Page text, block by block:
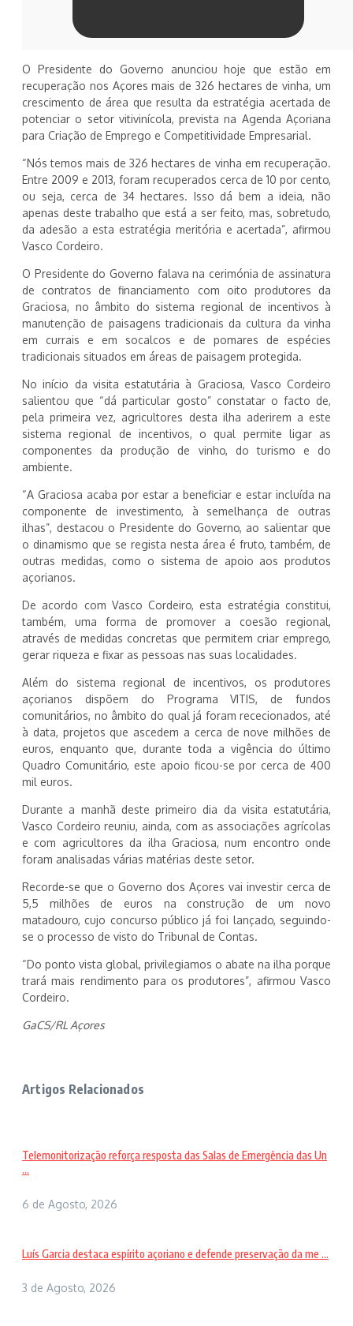
O Presidente do Governo anunciou hoje que estão em
recuperação nos Açores mais de 326 hectares de vinha, um
crescimento de área que resulta da estratégia acertada de
potenciar o setor vitivinícola, prevista na Agenda Açoriana
para Criação de Emprego e Competitividade Empresarial.
“Nós temos mais de 326 hectares de vinha em recuperação.
Entre 2009 e 2013, foram recuperados cerca de 10 por cento,
ou seja, cerca de 34 hectares. Isso dá bem a ideia, não
apenas deste trabalho que está a ser feito, mas, sobretudo,
da adesão a esta estratégia meritória e acertada”, afirmou
Vasco Cordeiro.
O Presidente do Governo falava na cerimónia de assinatura
de contratos de financiamento com oito produtores da
Graciosa, no âmbito do sistema regional de incentivos à
manutenção de paisagens tradicionais da cultura da vinha
em currais e em socalcos e de pomares de espécies
tradicionais situados em áreas de paisagem protegida.
No início da visita estatutária à Graciosa, Vasco Cordeiro
salientou que “dá particular gosto” constatar o facto de,
pela primeira vez, agricultores desta ilha aderirem a este
sistema regional de incentivos, o qual permite ligar as
componentes da produção de vinho, do turismo e do
ambiente.
“A Graciosa acaba por estar a beneficiar e estar incluída na
componente de investimento, à semelhança de outras
ilhas”, destacou o Presidente do Governo, ao salientar que
o dinamismo que se regista nesta área é fruto, também, de
outras medidas, como o sistema de apoio aos produtos
açorianos.
De acordo com Vasco Cordeiro, esta estratégia constitui,
também, uma forma de promover a coesão regional,
através de medidas concretas que permitem criar emprego,
gerar riqueza e fixar as pessoas nas suas localidades.
Além do sistema regional de incentivos, os produtores
açorianos dispõem do Programa VITIS, de fundos
comunitários, no âmbito do qual já foram rececionados, até
à data, projetos que ascedem a cerca de nove milhões de
euros, enquanto que, durante toda a vigência do último
Quadro Comunitário, este apoio ficou-se por cerca de 400
mil euros.
Durante a manhã deste primeiro dia da visita estatutária,
Vasco Cordeiro reuniu, ainda, com as associações agrícolas
e com agricultores da ilha Graciosa, num encontro onde
foram analisadas várias matérias deste setor.
Recorde-se que o Governo dos Açores vai investir cerca de
5,5 milhões de euros na construção de um novo
matadouro, cujo concurso público já foi lançado, seguindo-
se o processo de visto do Tribunal de Contas.
“Do ponto vista global, privilegiamos o abate na ilha porque
trará mais rendimento para os produtores”, afirmou Vasco
Cordeiro.
GaCS/RL Açores
Artigos Relacionados
Telemonitorização reforça resposta das Salas de Emergência das Un
...
6 de Agosto, 2026
Luís Garcia destaca espírito açoriano e defende preservação da me ...
3 de Agosto, 2026